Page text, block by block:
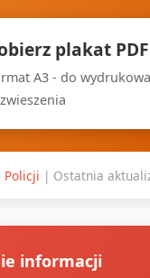
plakat PDF
A3 - do
Policji | Ostatnia
informacji